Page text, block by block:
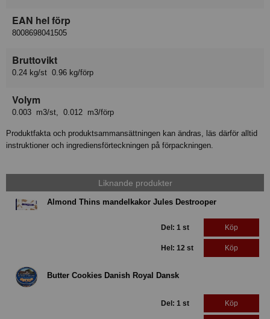
EAN hel förp
8008698041505
Bruttovikt
0.24 kg/st 0.96 kg/förp
Volym
0.003 m3/st, 0.012 m3/förp
Produktfakta och produktsammansättningen kan ändras, läs därför alltid
instruktioner och ingrediensförteckningen på förpackningen.
Liknande produkter
Almond Thins mandelkakor Jules Destrooper
Del: 1 st Köp
Hel: 12 st Köp
Butter Cookies Danish Royal Dansk
Del: 1 st Köp